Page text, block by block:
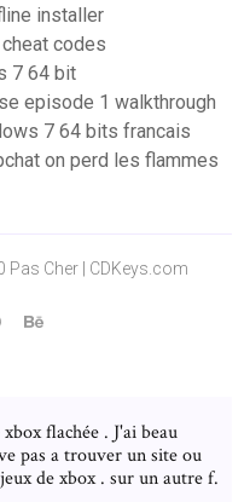
installer
codes
7 64 bit
episode 1 walkthrough
7 64 bits francais
on perd les flammes
Pas Cher | CDKeys.com
flachée . J'ai beau
pas a trouver un site ou
de xbox . sur un autre f.